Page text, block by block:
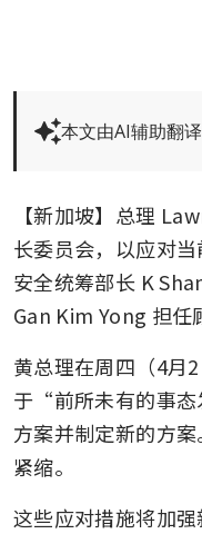
本文由AI辅助翻译
【新加坡】总理
长委员会，以应对
安全统筹部长 K
Gan Kim Yong 担任
黄总理在周四（4月
于“前所未有的事
方案并制定新的方
紧缩。
这些应对措施将加